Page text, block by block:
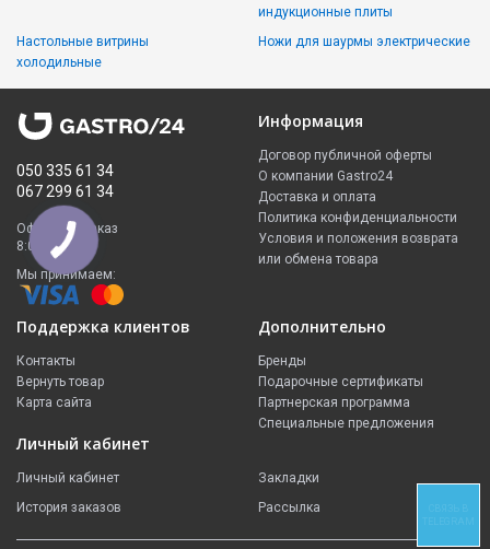
Настольные витрины
холодильные
индукционные плиты
Ножи для шаурмы электрические
050 335 61 34
067 299 61 34
Оформить заказ
8:00 - 23:00
Мы принимаем:
Информация
Договор публичной оферты
О компании Gastro24
Доставка и оплата
Политика конфиденциальности
Условия и положения возврата
или обмена товара
Поддержка клиентов
Контакты
Вернуть товар
Карта сайта
Дополнительно
Бренды
Подарочные сертификаты
Партнерская программа
Специальные предложения
Личный кабинет
Личный кабинет
История заказов
Закладки
Рассылка